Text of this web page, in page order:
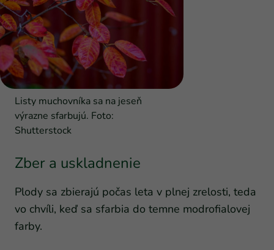
Listy muchovníka sa na jeseň
výrazne sfarbujú. Foto:
Shutterstock
Zber a uskladnenie
Plody sa zbierajú počas leta v plnej zrelosti, teda
vo chvíli, keď sa sfarbia do temne modrofialovej
farby.